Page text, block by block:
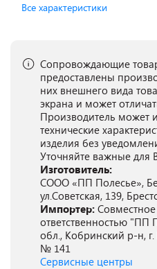
Все характеристики
Сопровождающие
предоставлены
них внешнего вида
экрана и может
Производитель может
технические
изделия без
Уточняйте важные для
Изготовитель:
СООО «ПП Полесье»,
ул.Советская, 139,
Импортер:
ответственностью "ПП
обл., Кобринский р-н,
№ 141
Сервисные центры